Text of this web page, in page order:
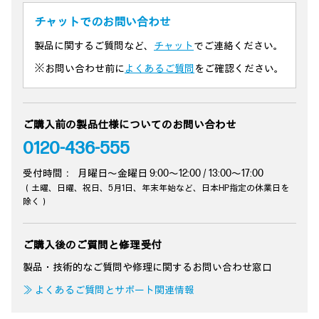
詳しくはこちら オンラインストア
New model AI PC
インテル® Core™ シリーズ 3 プロセッサー、最大18 TOPS
AI PC
HP EliteBook 6 G1i 16
Windows 11 Pro
インテル® Core™ Ultra プロセッサー、最大12TOPS NPU
16インチワイド（16：10） WUXGA
チャットでのお問い合わせ
製品に関するご質問など、 チャットでご連絡ください。
※お問い合わせ前によくあるご質問 をご確認ください。
ご購入前の製品仕様についてのお問い合わせ
0120-436-555
受付時間： 月曜日～金曜日 9:00～12:00 / 13:00～17:00
（土曜、日曜、祝日、5月1日、年末年始など、日本HP指定の休業日を
除く）
ご購入後のご質問と修理受付
製品・技術的なご質問や修理に関するお問い合わせ窓口
≫ よくあるご質問とサポート関連情報